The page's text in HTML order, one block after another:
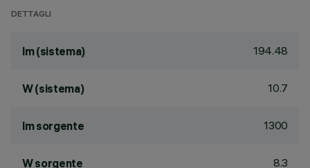
DETTAGLI
lm (sistema) 194.48
W (sistema) 10.7
lm sorgente 1300
W sorgente 8.3